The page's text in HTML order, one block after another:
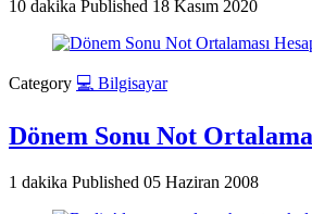
10 dakika Published 18 Kasım 2020
Category 💻 Bilgisayar
Dönem Sonu Not
1 dakika Published 05 Haziran 2008